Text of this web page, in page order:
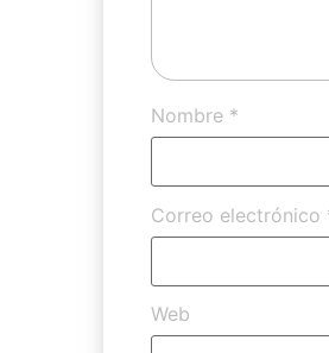
Nombre *
Correo electrónico
Web